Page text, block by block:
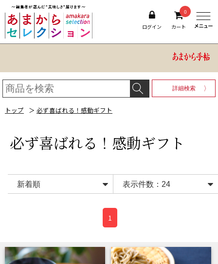
ログイン
0
カート
詳細検索
トップ ＞ 必ず喜ばれる！感動ギフト
必ず喜ばれる！感動ギフト
1